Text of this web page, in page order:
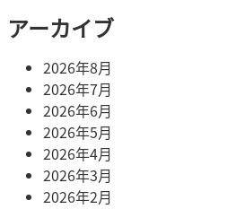
アーカイブ
2026年8月
2026年7月
2026年6月
2026年5月
2026年4月
2026年3月
2026年2月